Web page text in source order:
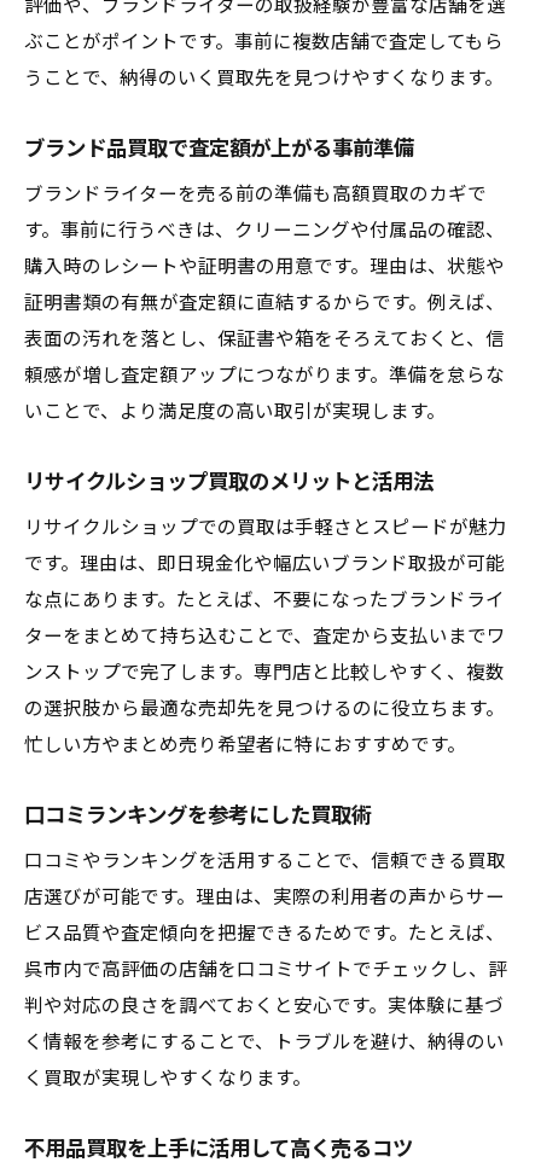
評価や、ブランドライターの取扱経験が豊富な店舗を選
ぶことがポイントです。事前に複数店舗で査定してもら
うことで、納得のいく買取先を見つけやすくなります。
ブランド品買取で査定額が上がる事前準備
ブランドライターを売る前の準備も高額買取のカギで
す。事前に行うべきは、クリーニングや付属品の確認、
購入時のレシートや証明書の用意です。理由は、状態や
証明書類の有無が査定額に直結するからです。例えば、
表面の汚れを落とし、保証書や箱をそろえておくと、信
頼感が増し査定額アップにつながります。準備を怠らな
いことで、より満足度の高い取引が実現します。
リサイクルショップ買取のメリットと活用法
リサイクルショップでの買取は手軽さとスピードが魅力
です。理由は、即日現金化や幅広いブランド取扱が可能
な点にあります。たとえば、不要になったブランドライ
ターをまとめて持ち込むことで、査定から支払いまでワ
ンストップで完了します。専門店と比較しやすく、複数
の選択肢から最適な売却先を見つけるのに役立ちます。
忙しい方やまとめ売り希望者に特におすすめです。
口コミランキングを参考にした買取術
口コミやランキングを活用することで、信頼できる買取
店選びが可能です。理由は、実際の利用者の声からサー
ビス品質や査定傾向を把握できるためです。たとえば、
呉市内で高評価の店舗を口コミサイトでチェックし、評
判や対応の良さを調べておくと安心です。実体験に基づ
く情報を参考にすることで、トラブルを避け、納得のい
く買取が実現しやすくなります。
不用品買取を上手に活用して高く売るコツ